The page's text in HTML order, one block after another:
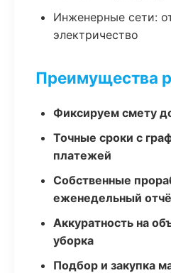
Инженерные сети:
электричество
Преимущества
Фиксируем смету
Точные сроки с
платежей
Собственные
еженедельный
Аккуратность на
уборка
Подбор и закупка